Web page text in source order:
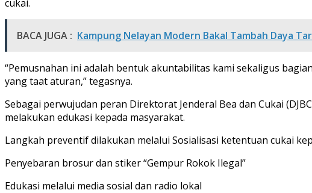
cukai.
BACA JUGA : Kampung Nelayan Modern Bakal Tambah Daya
“Pemusnahan ini adalah bentuk akuntabilitas kami sekaligus
yang taat aturan,” tegasnya.
Sebagai perwujudan peran Direktorat Jenderal Bea dan Cukai
melakukan edukasi kepada masyarakat.
Langkah preventif dilakukan melalui Sosialisasi ketentuan cukai
Penyebaran brosur dan stiker “Gempur Rokok Ilegal”
Edukasi melalui media sosial dan radio lokal